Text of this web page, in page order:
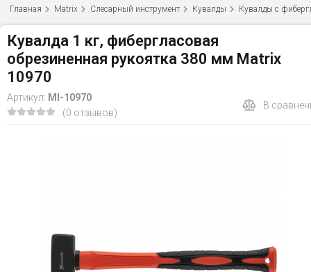
Главная Matrix Слесарный инструмент Кувалды Кувалды с
Кувалда 1 кг, фибергласовая
обрезиненная рукоятка 380 мм Matrix
10970
Артикул: MI-10970
(0 отзывов)
В